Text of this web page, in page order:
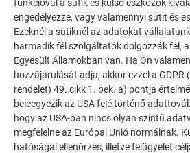
INSPIRÁLÓDJON
TOVÁBBI ÉPÜLETEK
funkcióval a sütik és külső eszközök
engedélyezze, vagy valamennyi sütit és
Ezeknél a sütiknél az adatokat
harmadik fél szolgáltatók dolgozzák fel,
Egyesült Államokban van. Ha Ön
hozzájárulását adja, akkor ezzel a
rendelet) 49. cikk 1. bek. a) pontja
beleegyezik az USA felé történő
hogy az USA-ban nincs olyan szintű
megfelelne az Európai Unió normáinak.
hatóságai ellenőrzés, illetve felügyelet